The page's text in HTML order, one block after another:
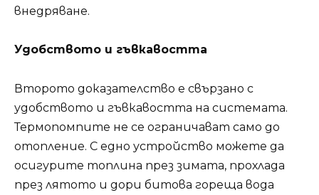
внедряване.
Удобството и гъвкавостта
Второто доказателство е свързано с
удобството и гъвкавостта на системата.
Термопомпите не се ограничават само до
отопление. С едно устройство можете да
осигурите топлина през зимата, прохлада
през лятото и дори битова гореща вода